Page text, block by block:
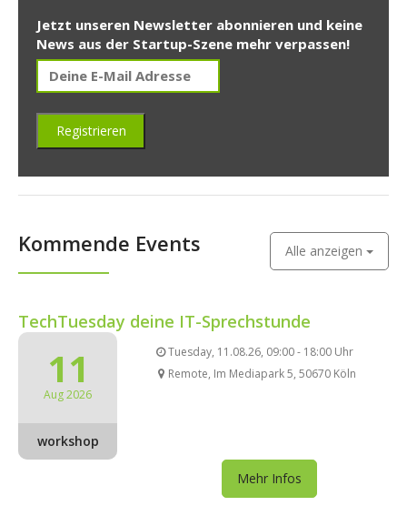
Jetzt unseren Newsletter abonnieren und keine
News aus der Startup-Szene mehr verpassen!
Kommende Events Alle anzeigen
TechTuesday deine IT-Sprechstunde
11
Aug 2026
workshop
Tuesday, 11.08.26, 09:00 - 18:00 Uhr
Remote, Im Mediapark 5, 50670 Köln
Mehr Infos